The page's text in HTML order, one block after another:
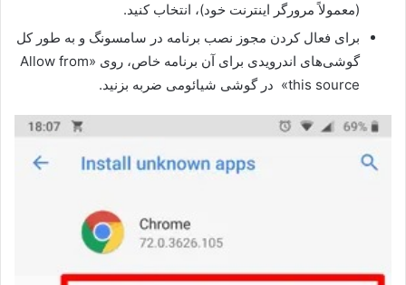
(معمولاً مرورگر اینترنت خود)، انتخاب کنید.
برای فعال کردن مجوز نصب برنامه در سامسونگ و به طور کل
گوشی‌های اندرویدی برای آن برنامه خاص، روی «Allow from
this source» در گوشی شیائومی ضربه بزنید.